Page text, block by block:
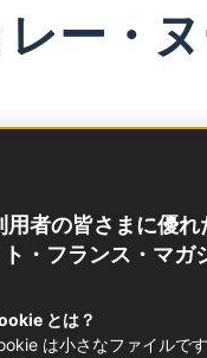
ー・
ー」は単な
ます。今回
イン「ボジョ
用者の皆さまに優
ト・フランス・マガ
とは？
は小さなファイルで